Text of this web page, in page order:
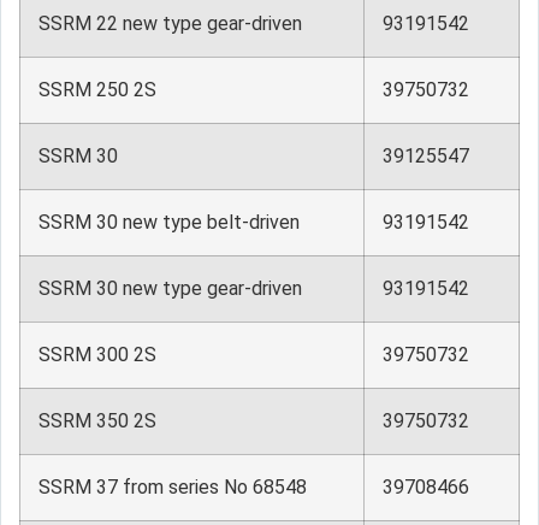
SSRM 22 new type gear-driven 93191542
SSRM 250 2S 39750732
SSRM 30 39125547
SSRM 30 new type belt-driven 93191542
SSRM 30 new type gear-driven 93191542
SSRM 300 2S 39750732
SSRM 350 2S 39750732
SSRM 37 from series No 68548 39708466